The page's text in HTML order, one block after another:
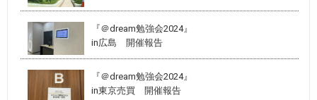
『＠dream勉強会2024』
in広島 開催報告
『＠dream勉強会2024』
in東京売買 開催報告